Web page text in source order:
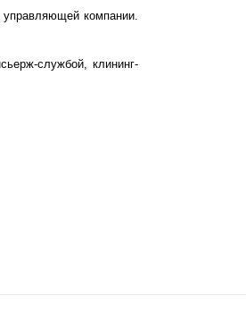
управляющей компании.
службой, клининг-